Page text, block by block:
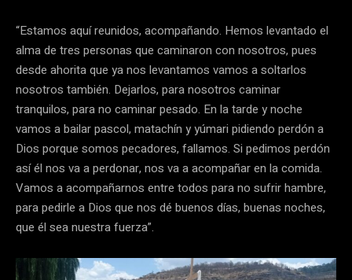
“Estamos aquí reunidos, acompañando. Hemos levantado el
alma de tres personas que caminaron con nosotros, pues
desde ahorita que ya nos levantamos vamos a soltarlos
nosotros también. Dejarlos, para nosotros caminar
tranquilos, para no caminar pesado. En la tarde y noche
vamos a bailar pascol, matachín y yúmari pidiendo perdón a
Dios porque somos pecadores, fallamos. Si pedimos perdón
así él nos va a perdonar, nos va a acompañar en la comida.
Vamos a acompañarnos entre todos para no sufrir hambre,
para pedirle a Dios que nos dé buenos días, buenas noches,
que él sea nuestra fuerza”.